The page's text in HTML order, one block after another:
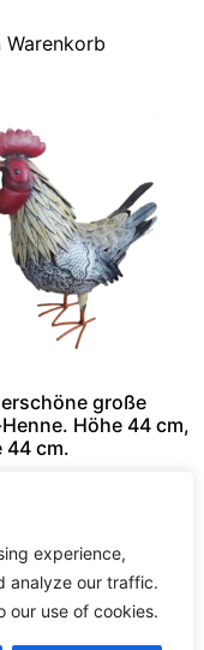
experience,
analyze our traffic.
our use of cookies.
Warenkorb
große
Höhe 44 cm,
44 cm.